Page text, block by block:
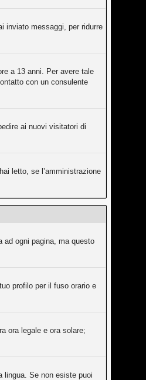
inviato messaggi, per ridurre
a 13 anni. Per avere tale
con un consulente
ai nuovi visitatori di
letto, se l’amministrazione
ad ogni pagina, ma questo
profilo per il fuso orario e
ora legale e ora solare;
lingua. Se non esiste puoi